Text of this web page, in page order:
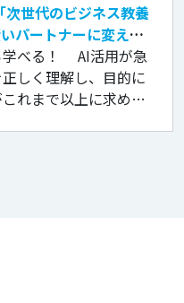
世代のビジネス教養
パートナーに変える
学べる！ AI活用が急
しく理解し、目的に
れまで以上に求めら